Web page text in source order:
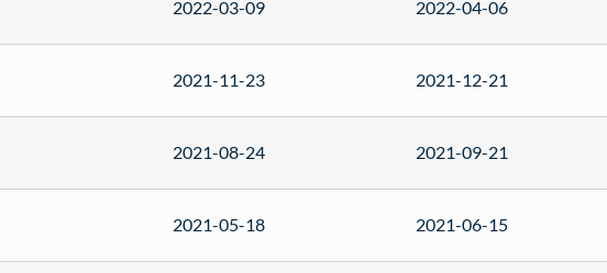
2022-03-09 2022-04-06
2021-11-23 2021-12-21
2021-08-24 2021-09-21
2021-05-18 2021-06-15